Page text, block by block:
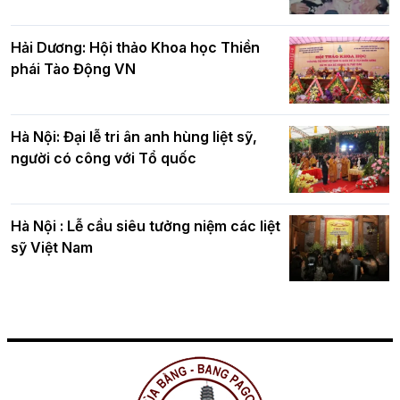
Hải Dương: Hội thảo Khoa học Thiền
phái Tào Động VN
Hà Nội: Đại lễ tri ân anh hùng liệt sỹ,
người có công với Tổ quốc
Hà Nội : Lễ cầu siêu tưởng niệm các liệt
sỹ Việt Nam